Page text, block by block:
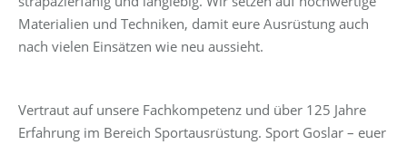
Materialien und Techniken, damit eure Ausrüstung auch
nach vielen Einsätzen wie neu aussieht.
Vertraut auf unsere Fachkompetenz und über 125 Jahre
Erfahrung im Bereich Sportausrüstung. Sport Goslar – euer